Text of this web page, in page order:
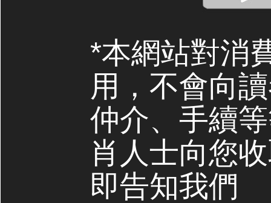
*本網站對消
用，不會向
仲介、手續
肖人士向您
即告知我們